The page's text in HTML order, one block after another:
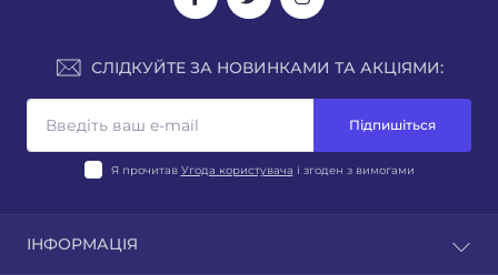
СЛІДКУЙТЕ ЗА НОВИНКАМИ ТА АКЦІЯМИ:
Підпишіться
Я прочитав Угода користувача і згоден з вимогами
ІНФОРМАЦІЯ